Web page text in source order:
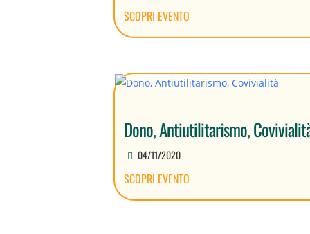
SCOPRI EVENTO
Dono, Antiutilitarismo,
04/11/2020
SCOPRI EVENTO